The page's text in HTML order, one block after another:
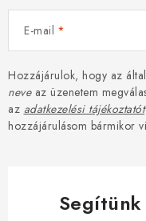
E-mail
Hozzájárulok, hogy az
neveaz üzenetem
az adatkezelési tájékoztatót
hozzájárulásom bármikor